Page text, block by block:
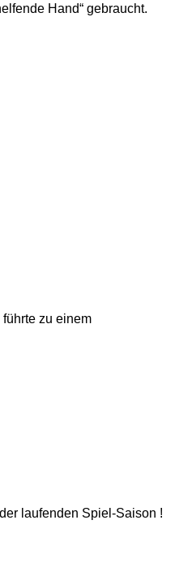
Hand“ gebraucht.
zu einem
laufenden Spiel-Saison !